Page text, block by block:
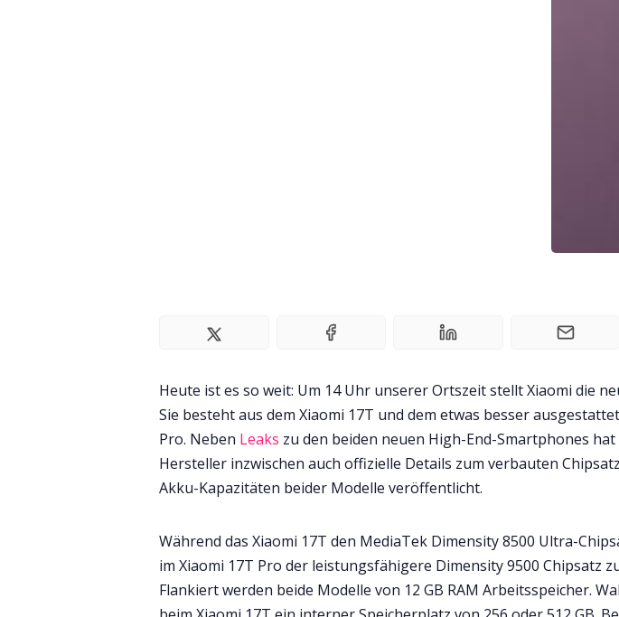
Heute ist es so weit: Um 14 Uhr unserer Ortszeit stellt Xiaomi die
Sie besteht aus dem Xiaomi 17T und dem etwas besser
Pro. Neben Leaks zu den beiden neuen High-End-Smartphones hat
Hersteller inzwischen auch offizielle Details zum verbauten
Akku-Kapazitäten beider Modelle veröffentlicht.
Während das Xiaomi 17T den MediaTek Dimensity 8500 Ultra-
im Xiaomi 17T Pro der leistungsfähigere Dimensity 9500 Chipsatz
Flankiert werden beide Modelle von 12 GB RAM Arbeitsspeicher.